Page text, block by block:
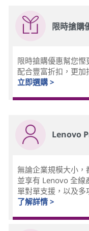
限時搶購
限時搶購優惠幫您慳
配合豐富折扣，更加
立即選購 >
Lenovo
無論企業規模大小，
並享有 Lenovo 全線
單對單支援，以及多
了解詳情 >